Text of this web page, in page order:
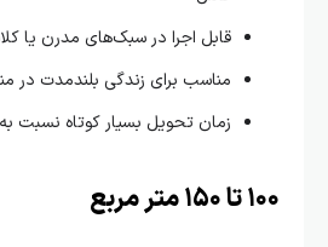
قابل اجرا در سبک‌های مدرن یا کلاسیک
مناسب برای زندگی بلندمدت در مناطق
زمان تحویل بسیار کوتاه نسبت به ساخت